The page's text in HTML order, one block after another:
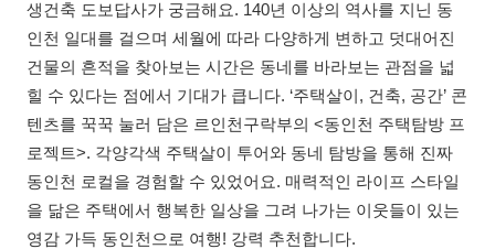
생건축 도보답사가 궁금해요. 140년 이상의 역사를 지닌 동
인천 일대를 걸으며 세월에 따라 다양하게 변하고 덧대어진
건물의 흔적을 찾아보는 시간은 동네를 바라보는 관점을 넓
힐 수 있다는 점에서 기대가 큽니다. ‘주택살이, 건축, 공간’ 콘
텐츠를 꾹꾹 눌러 담은 르인천구락부의 <동인천 주택탐방 프
로젝트>. 각양각색 주택살이 투어와 동네 탐방을 통해 진짜
동인천 로컬을 경험할 수 있었어요. 매력적인 라이프 스타일
을 닮은 주택에서 행복한 일상을 그려 나가는 이웃들이 있는
영감 가득 동인천으로 여행! 강력 추천합니다.